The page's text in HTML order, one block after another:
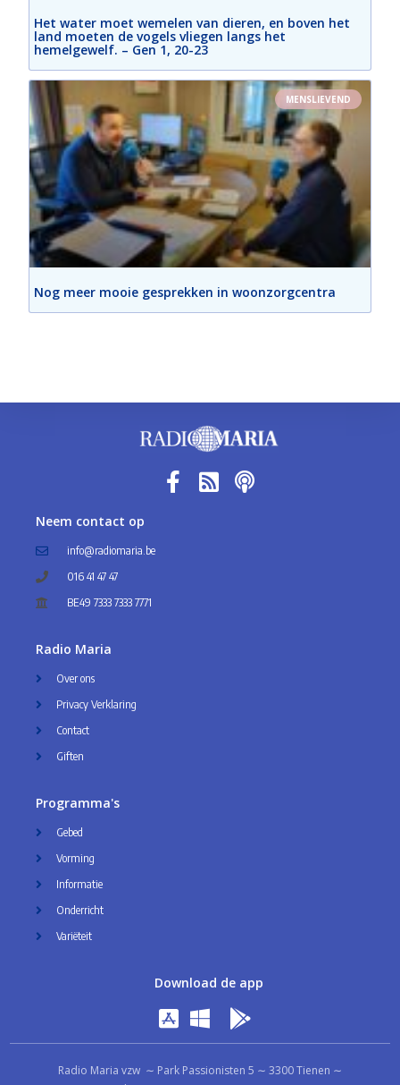
Het water moet wemelen van dieren, en boven het
land moeten de vogels vliegen langs het
hemelgewelf. – Gen 1, 20-23
MENSLIEVEND
Nog meer mooie gesprekken in woonzorgcentra
Neem contact op
info@radiomaria.be
016 41 47 47
BE49 7333 7333 7771
Radio Maria
Over ons
Privacy Verklaring
Contact
Giften
Programma's
Gebed
Vorming
Informatie
Onderricht
Variëteit
Download de app
Radio Maria vzw ∼ Park Passionisten 5 ∼ 3300 Tienen ∼